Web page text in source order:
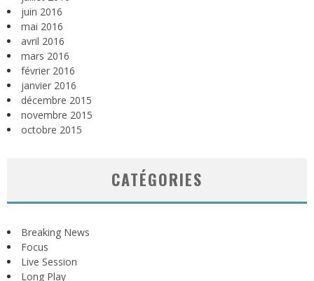
juin 2016
mai 2016
avril 2016
mars 2016
février 2016
janvier 2016
décembre 2015
novembre 2015
octobre 2015
CATÉGORIES
Breaking News
Focus
Live Session
Long Play